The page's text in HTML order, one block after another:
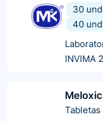
30 und
40 und
INVIMA
Tabletas